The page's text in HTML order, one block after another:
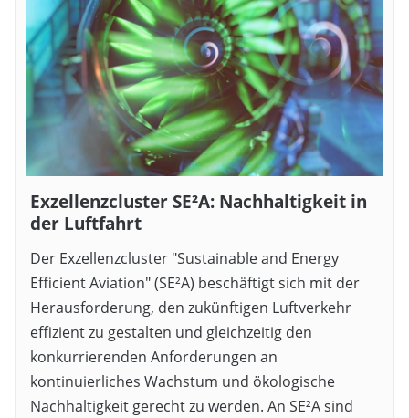
Exzellenzcluster SE²A: Nachhaltigkeit in
der Luftfahrt
Der Exzellenzcluster "Sustainable and Energy
Efficient Aviation" (SE²A) beschäftigt sich mit der
Herausforderung, den zukünftigen Luftverkehr
effizient zu gestalten und gleichzeitig den
konkurrierenden Anforderungen an
kontinuierliches Wachstum und ökologische
Nachhaltigkeit gerecht zu werden. An SE²A sind